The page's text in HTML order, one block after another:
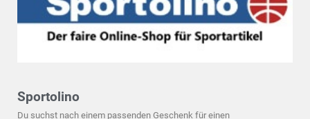
Sportolino
Du suchst nach einem passenden Geschenk für einen